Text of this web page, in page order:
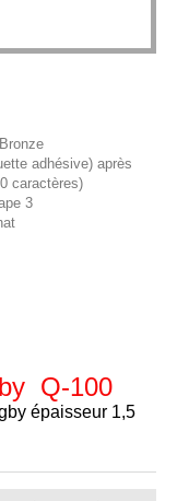
adhésive) après
caractères)
3
 Q-100
épaisseur 1,5